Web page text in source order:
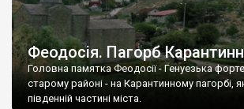
Феодосія. Пагорб
Головна памятка Феодосії - Генуезька
старому районі - на Карантинному пагорбі,
південній частині міста.